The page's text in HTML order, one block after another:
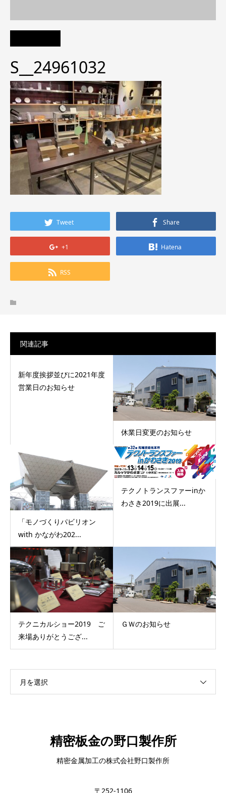
S__24961032
Tweet Share
+1 Hatena
RSS
関連記事
新年度挨拶並びに2021年度
営業日のお知らせ
休業日変更のお知らせ
「モノづくりパビリオン
with かながわ202...
テクノトランスファーinか
わさき2019に出展...
テクニカルショー2019 ご
来場ありがとうござ...
ＧＷのお知らせ
月を選択
精密板金の野口製作所
精密金属加工の株式会社野口製作所
〒252-1106